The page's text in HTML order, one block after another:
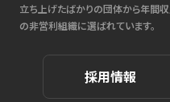
立ち上げたばかりの団体から年間
の非営利組織に選ばれています。
採用情報